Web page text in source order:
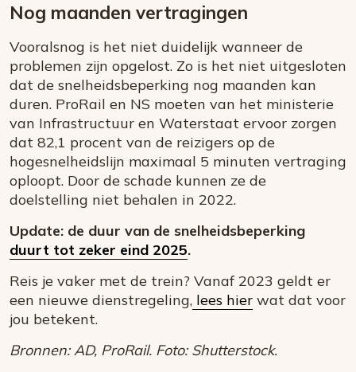
Nog maanden vertragingen
Vooralsnog is het niet duidelijk wanneer de
problemen zijn opgelost. Zo is het niet uitgesloten
dat de snelheidsbeperking nog maanden kan
duren. ProRail en NS moeten van het ministerie
van Infrastructuur en Waterstaat ervoor zorgen
dat 82,1 procent van de reizigers op de
hogesnelheidslijn maximaal 5 minuten vertraging
oploopt. Door de schade kunnen ze de
doelstelling niet behalen in 2022.
Update: de duur van de snelheidsbeperking
duurt tot zeker eind 2025.
Reis je vaker met de trein? Vanaf 2023 geldt er
een nieuwe dienstregeling, lees hier wat dat voor
jou betekent.
Bronnen: AD, ProRail. Foto: Shutterstock.